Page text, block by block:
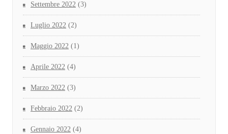
Settembre 2022 (3)
Luglio 2022 (2)
Maggio 2022 (1)
Aprile 2022 (4)
Marzo 2022 (3)
Febbraio 2022 (2)
Gennaio 2022 (4)